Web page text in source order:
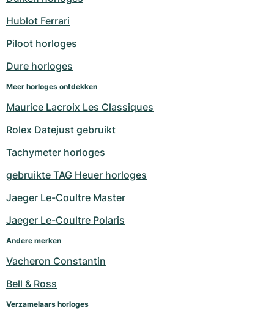
Milgauss
Oyster Perpetual
Yacht-Master
Yacht-Master II
Sea-Dweller
Sky-Dweller
Dameshorloges
Ronde
Rotonde
Pasha
Tortue
Baignoire
Roadster
Professional
Bentley
Transocean
Cockpit
Chronospace
Super Avenger
Montbrillant
Formula 1
Grand Carrera
Gebruikte horloges
Dameshorloges
Portofino
Portugieser
Aquatimer
Spitfire
Gebruikte horloges
Spirit of Big Bang
King Power
Gebruikte horloges
Hublot Ferrari
Piloot horloges
Dure horloges
Meer horloges ontdekken
Maurice Lacroix Les Classiques
Rolex Datejust gebruikt
Tachymeter horloges
gebruikte TAG Heuer horloges
Jaeger Le-Coultre Master
Jaeger Le-Coultre Polaris
Andere merken
Vacheron Constantin
Bell & Ross
Verzamelaars horloges